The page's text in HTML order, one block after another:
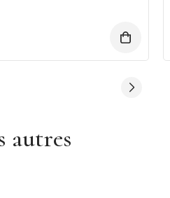
autres